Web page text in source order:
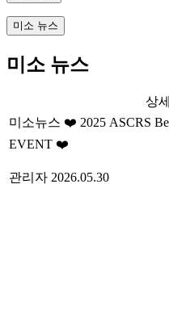
미소 뉴스
미소 뉴스
상
미소뉴스 ❤️ 2025 ASCRS
EVENT ❤️
관리자 2026.05.30